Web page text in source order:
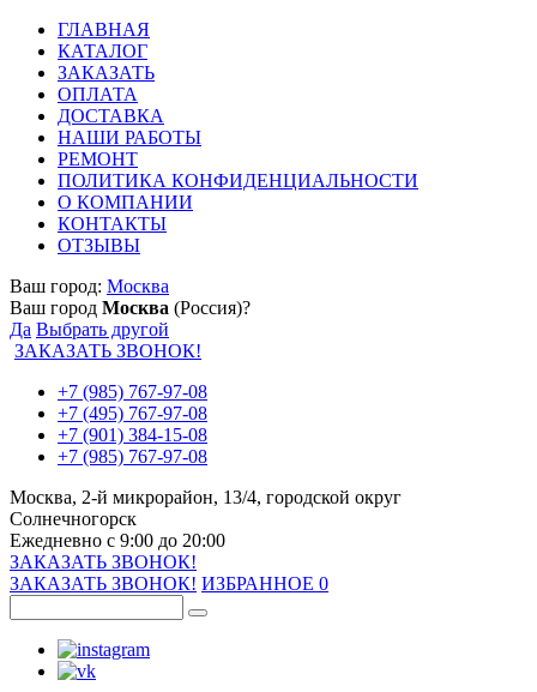
ГЛАВНАЯ
КАТАЛОГ
ЗАКАЗАТЬ
ОПЛАТА
ДОСТАВКА
НАШИ РАБОТЫ
РЕМОНТ
ПОЛИТИКА КОНФИДЕНЦИАЛЬНОСТИ
О КОМПАНИИ
КОНТАКТЫ
ОТЗЫВЫ
Ваш город: Москва
Ваш город Москва (Россия)?
Да Выбрать другой
ЗАКАЗАТЬ ЗВОНОК!
+7 (985) 767-97-08
+7 (495) 767-97-08
+7 (901) 384-15-08
+7 (985) 767-97-08
Москва, 2-й микрорайон, 13/4, городской округ
Солнечногорск
Ежедневно с 9:00 до 20:00
ЗАКАЗАТЬ ЗВОНОК!
ЗАКАЗАТЬ ЗВОНОК! ИЗБРАННОЕ 0